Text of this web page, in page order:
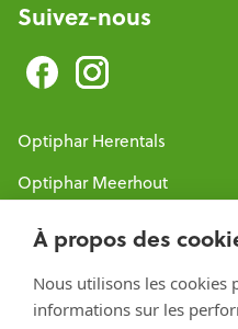
À propos des
Nous utilisons les cookies
informations sur les
Suivez-nous
Optiphar Herentals
Optiphar Meerhout
Optiphar Geel - Dr. van de
Optiphar Turnhout